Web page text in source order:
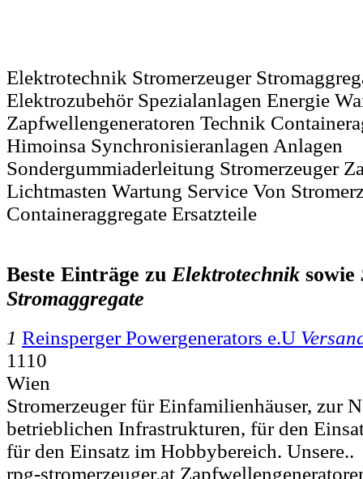
Elektrotechnik Stromerzeuger
Elektrozubehör Spezialanlagen Energie
Zapfwellengeneratoren Technik
Himoinsa Synchronisieranlagen Anlagen
Sondergummiaderleitung Stromerzeuger
Lichtmasten Wartung Service Von
Containeraggregate Ersatzteile
Beste Einträge zuElektrotechnik sowie
Stromaggregate
1 Reinsperger Powergenerators e.U
1110
Wien
Stromerzeuger für Einfamilienhäuser, zur
betrieblichen Infrastrukturen, für den
für den Einsatz im Hobbybereich. Unsere..
rpg-stromerzeuger.at